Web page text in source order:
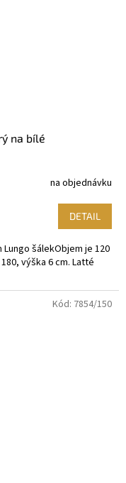
na bílé
na objednávku
DETAIL
šálekObjem je 120
výška 6 cm. Latté
Kód: 7854/150